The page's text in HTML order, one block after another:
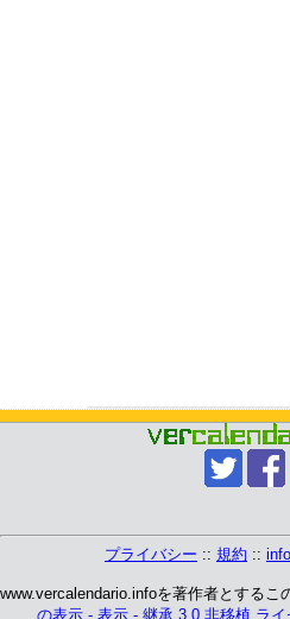
プライバシー :: 規約 ::
www.vercalendario.infoを著作者とするこ
の表示 - 表示 - 継承 3.0 非移植 ライ